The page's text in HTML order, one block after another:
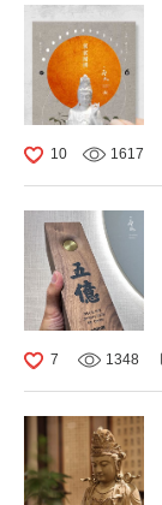
10 1617
7 1348